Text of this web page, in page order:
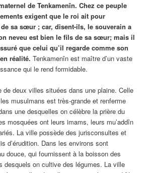
de Tenkamenîn. Chez ce peuple
exigent que le roi ait pour
sa sœur ; car, disent-ils, le souverain a
neveu est bien le fils de sa sœur; mais il
que celui qu’il regarde comme son
réalité. Tenkamenîn est maître d’un vaste
qui le rend formidable.
de deux villes situées dans une plaine. Celle
musulmans est très-grande et renferme
une desquelles on célèbre la prière du
mosquées ont leurs imams, leurs mu’addîn
La ville possède des jurisconsultes et
d’érudition. Dans les environs sont
douce, qui fournissent à la boisson des
desquels on cultive des légumes. La ville